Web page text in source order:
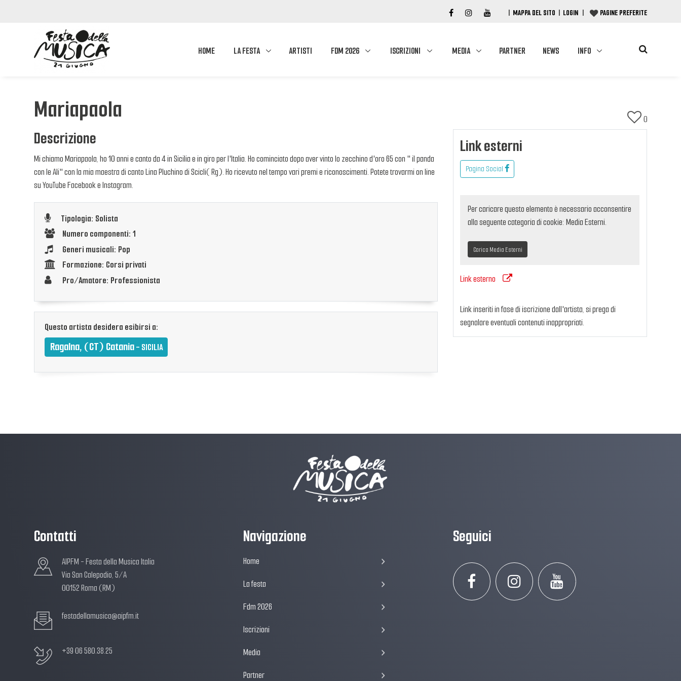
| MAPPA DEL SITO | LOGIN | PAGINE PREFERITE
HOME LA FESTA ARTISTI FDM 2026 ISCRIZIONI MEDIA PARTNER NEWS INFO
0
Mariapaola
Descrizione
Mi chiamo Mariapaola, ho 10 anni e canto da 4 in Sicilia e in giro per l'Italia. Ho cominciato dopo aver vinto lo zecchino d'oro 65 con " il panda
con le Ali" con la mia maestra di canto Lina Pluchino di Scicli( Rg). Ho ricevuto nel tempo vari premi e riconoscimenti. Potete trovarmi on line
su YouTube Facebook e Instagram.
Tipologia: Solista
Numero componenti: 1
Generi musicali: Pop
Formazione: Corsi privati
Pro/Amatore: Professionista
Questo artista desidera esibirsi a:
Ragalna, (CT) Catania- SICILIA
Link esterni
Pagina Social
Per caricare questo elemento è necessario acconsentire
alla seguente categoria di cookie: Media Esterni.
Carica Media Esterni
Link esterno
Link inseriti in fase di iscrizione dall'artista, si prega di
segnalare eventuali contenuti inappropriati.
Contatti
AIPFM - Festa della Musica Italia
Via San Calepodio, 5/A
00152 Roma (RM)
festadellamusica@aipfm.it
+39 06 580.38.25
Navigazione
Home
La festa
Fdm 2026
Iscrizioni
Media
Partner
Seguici